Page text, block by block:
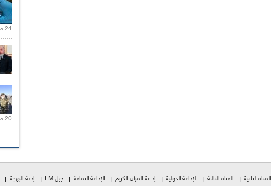
24 مايو 2021 |
20 مايو 2021 |
القناة الثانية القناة الثالثة الإذاعة الدولية إذاعة القرآن الكريم الإذاعة الثقافة جيل FM إذعة البهجة